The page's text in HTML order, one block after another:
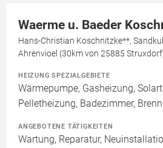
Waerme u. Baeder
Hans-Christian Koschnitzke**,
Ahrenvioel (30km von 25885
HEIZUNG SPEZIALGEBIETE
Wärmepumpe, Gasheizung,
Pelletheizung, Badezimmer,
ANGEBOTENE TÄTIGKEITEN
Wartung, Reparatur,